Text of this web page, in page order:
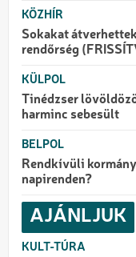
KÖZHÍR
Sokakat
rendőrség
KÜLPOL
Tinédzser
harminc sebesült
BELPOL
Rendkívüli
napirenden?
AJÁNLJUK
KULT-TÚRA